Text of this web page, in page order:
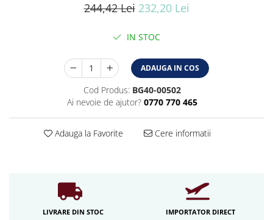
Corpuri de emergenta
Uncategorized
Fotosenzori si Senzori de miscare
Sina Magnetica Slim LIMBO
244,42 Lei 232,20 Lei
IN STOC
ADAUGA IN COS
Cod Produs: BG40-00502
Ai nevoie de ajutor? 0770 770 465
Adauga la Favorite Cere informatii
LIVRARE DIN STOC IMPORTATOR DIRECT